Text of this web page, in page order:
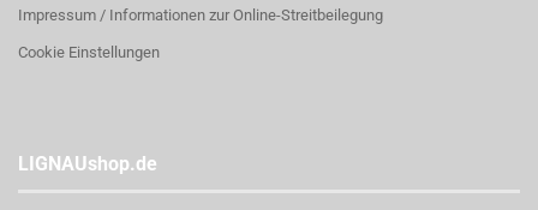
Impressum / Informationen zur Online-Streitbeilegung
Cookie Einstellungen
LIGNAUshop.de